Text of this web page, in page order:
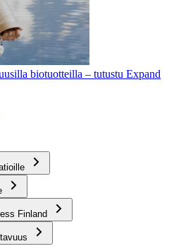
biotuotteilla – tutustu Expand
Finland